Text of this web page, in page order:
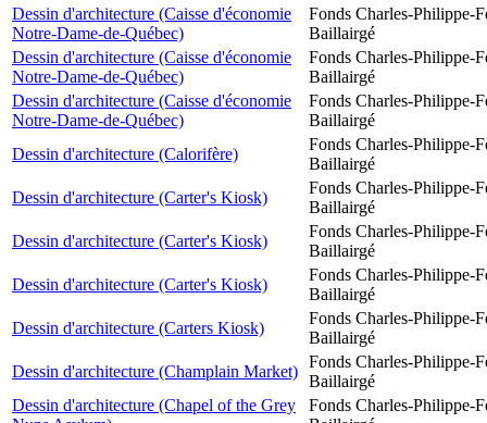
Dessin d'architecture (Caisse d'économie
Notre-Dame-de-Québec)
Fonds Charles-Philippe-
Baillairgé
Dessin d'architecture (Caisse d'économie
Notre-Dame-de-Québec)
Fonds Charles-Philippe-
Baillairgé
Dessin d'architecture (Caisse d'économie
Notre-Dame-de-Québec)
Fonds Charles-Philippe-
Baillairgé
Dessin d'architecture (Calorifère)
Fonds Charles-Philippe-
Baillairgé
Dessin d'architecture (Carter's Kiosk)
Fonds Charles-Philippe-
Baillairgé
Dessin d'architecture (Carter's Kiosk)
Fonds Charles-Philippe-
Baillairgé
Dessin d'architecture (Carter's Kiosk)
Fonds Charles-Philippe-
Baillairgé
Dessin d'architecture (Carters Kiosk)
Fonds Charles-Philippe-
Baillairgé
Dessin d'architecture (Champlain Market)
Fonds Charles-Philippe-
Baillairgé
Dessin d'architecture (Chapel of the Grey
Fonds Charles-Philippe-